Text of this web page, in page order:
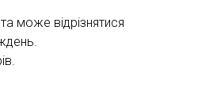
може відрізнятися